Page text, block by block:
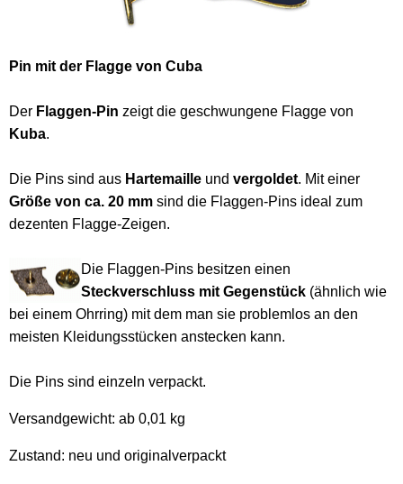
Pin mit der Flagge von Cuba
Der Flaggen-Pin zeigt die geschwungene Flagge von
Kuba.
Die Pins sind aus Hartemaille und vergoldet. Mit einer
Größe von ca. 20 mm sind die Flaggen-Pins ideal zum
dezenten Flagge-Zeigen.
Die Flaggen-Pins besitzen einen
Steckverschluss mit Gegenstück (ähnlich wie
bei einem Ohrring) mit dem man sie problemlos an den
meisten Kleidungsstücken anstecken kann.
Die Pins sind einzeln verpackt.
Versandgewicht: ab 0,01 kg
Zustand: neu und originalverpackt